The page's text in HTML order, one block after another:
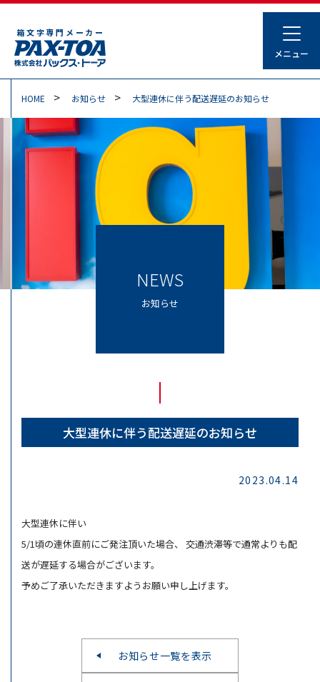
箱文字専門メーカー
HOME お知らせ 大型連休に伴う配送遅延のお知らせ
NEWS
お知らせ
大型連休に伴う配送遅延のお知らせ
2023.04.14
大型連休に伴い
5/1頃の連休直前にご発注頂いた場合、 交通渋滞等で通常よりも配
送が遅延する場合がございます。
予めご了承いただきますようお願い申し上げます。
お知らせ一覧を表示